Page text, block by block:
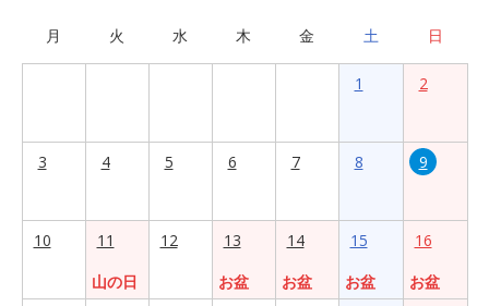
月 火 水 木 金 土 日
1 2
3 4 5 6 7 8 9
10
11
山の日
12
13
お盆
14
お盆
15
お盆
16
お盆